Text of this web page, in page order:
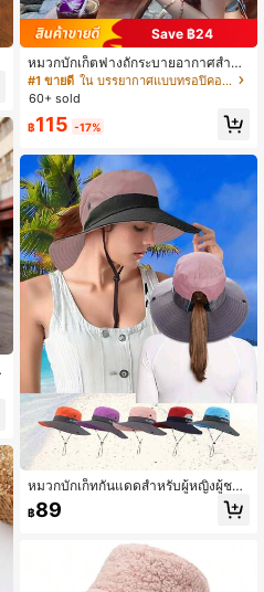
Save ฿24
หมวกบักเก็ตฟางถักระบายอากาศสำหรั
บผู้หญิง สไตล์วินเทจโกธิค ปีกกว้างป้อง
กันแดด พับได้ สำหรับชายหาด กลางแ
#1 ขายดี
ใน บรรยากาศแบบทรอปิคอล เลือกชุด
60+ sold
฿115 -17%
หมวกบักเก็ทกันแดดสำหรับผู้หญิงผู้ชาย
เส้นผมรวบทรง กันแดดฤดูร้อน , หมวกก
ว้างที่พับได้และมีตาข่าย สำหรับกิจกรร
฿89